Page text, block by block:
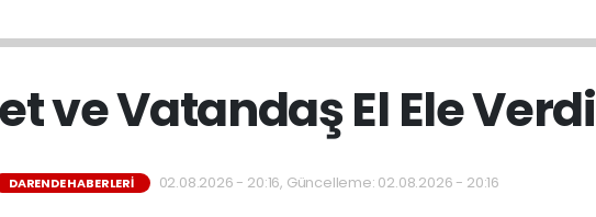
ve Vatandaş El Ele Verdi
DARENDE HABERLERI 02.08.2026 - 20:16, Güncelleme: 02.08.2026 - 20:16